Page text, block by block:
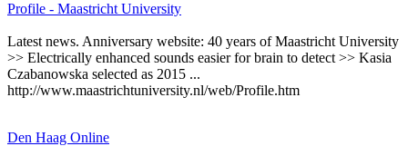
Profile - Maastricht University
Latest news. Anniversary website: 40 years of Maastricht University
>> Electrically enhanced sounds easier for brain to detect >> Kasia
Czabanowska selected as 2015 ...
http://www.maastrichtuniversity.nl/web/Profile.htm
Den Haag Online